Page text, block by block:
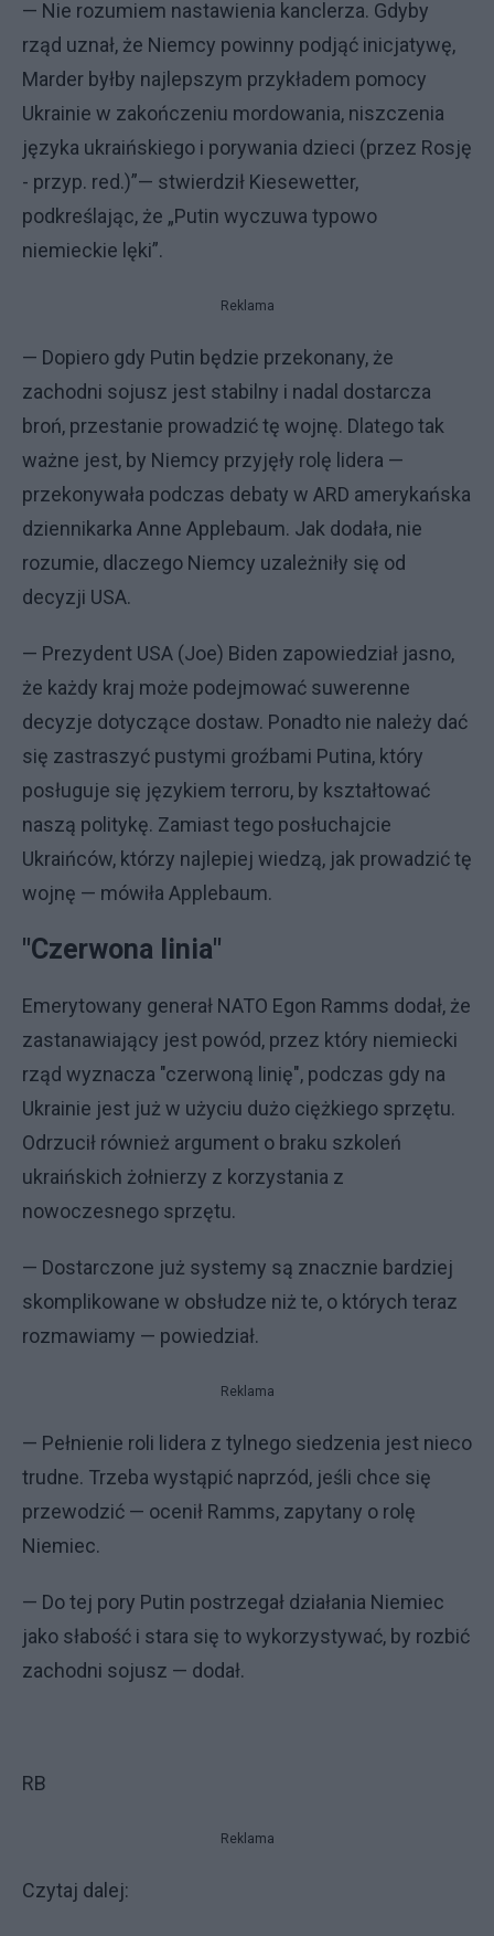
— Nie rozumiem nastawienia kanclerza. Gdyby
rząd uznał, że Niemcy powinny podjąć inicjatywę,
Marder byłby najlepszym przykładem pomocy
Ukrainie w zakończeniu mordowania, niszczenia
języka ukraińskiego i porywania dzieci (przez Rosję
- przyp. red.)”— stwierdził Kiesewetter,
podkreślając, że „Putin wyczuwa typowo
niemieckie lęki”.
Reklama
— Dopiero gdy Putin będzie przekonany, że
zachodni sojusz jest stabilny i nadal dostarcza
broń, przestanie prowadzić tę wojnę. Dlatego tak
ważne jest, by Niemcy przyjęły rolę lidera —
przekonywała podczas debaty w ARD amerykańska
dziennikarka Anne Applebaum. Jak dodała, nie
rozumie, dlaczego Niemcy uzależniły się od
decyzji USA.
— Prezydent USA (Joe) Biden zapowiedział jasno,
że każdy kraj może podejmować suwerenne
decyzje dotyczące dostaw. Ponadto nie należy dać
się zastraszyć pustymi groźbami Putina, który
posługuje się językiem terroru, by kształtować
naszą politykę. Zamiast tego posłuchajcie
Ukraińców, którzy najlepiej wiedzą, jak prowadzić tę
wojnę — mówiła Applebaum.
"Czerwona linia"
Emerytowany generał NATO Egon Ramms dodał, że
zastanawiający jest powód, przez który niemiecki
rząd wyznacza "czerwoną linię", podczas gdy na
Ukrainie jest już w użyciu dużo ciężkiego sprzętu.
Odrzucił również argument o braku szkoleń
ukraińskich żołnierzy z korzystania z
nowoczesnego sprzętu.
— Dostarczone już systemy są znacznie bardziej
skomplikowane w obsłudze niż te, o których teraz
rozmawiamy — powiedział.
Reklama
— Pełnienie roli lidera z tylnego siedzenia jest nieco
trudne. Trzeba wystąpić naprzód, jeśli chce się
przewodzić — ocenił Ramms, zapytany o rolę
Niemiec.
— Do tej pory Putin postrzegał działania Niemiec
jako słabość i stara się to wykorzystywać, by rozbić
zachodni sojusz — dodał.
RB
Reklama
Czytaj dalej: